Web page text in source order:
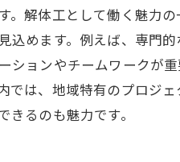
。解体工として働く魅力
込めます。例えば、専門
ションやチームワークが
では、地域特有のプロジ
るのも魅力です。